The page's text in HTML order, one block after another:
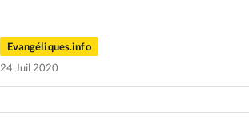
Evangéliques.info
24 Juil 2020